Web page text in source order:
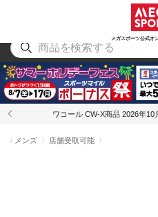
メガスポーツ公式オ
アウトドア
ワコール CW-X商品 2026年
メンズ 店舗受取可能